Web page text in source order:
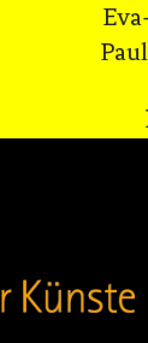
Eva-